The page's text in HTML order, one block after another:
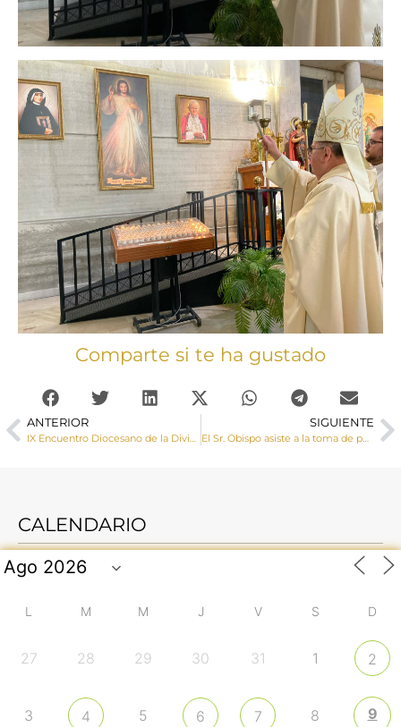
Comparte si te ha gustado
ANTERIOR
IX Encuentro Diocesano de la Divina Misericordia
SIGUIENTE
El Sr. Obispo asiste a la toma de posesión del nuevo presidente de la Audiencia Provincial de Cuenca, el magistrado José María Rives
CALENDARIO
L M M J V S D
27 28 29 30 31 1 2
3 4 5 6 7 8 9